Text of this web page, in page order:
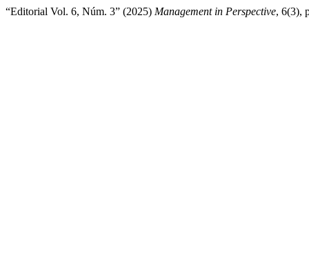
“Editorial Vol. 6, Núm. 3” (2025) Management in Perspective, 6(3),